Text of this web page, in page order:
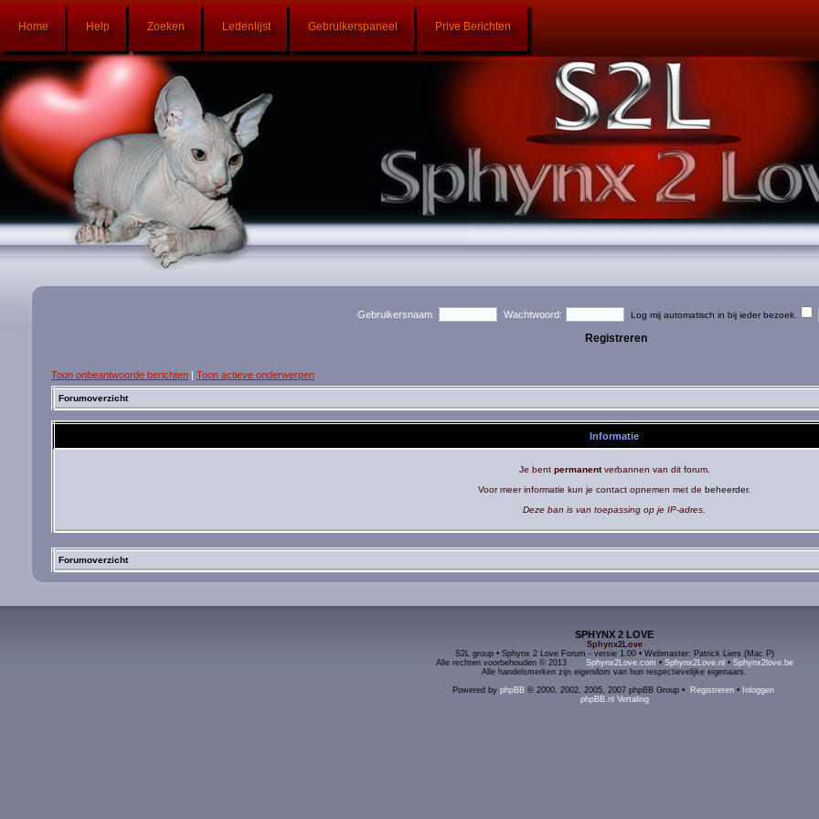
Home Help Zoeken Ledenlijst Gebruikerspaneel Prive Berichten
Gebruikersnaam: Wachtwoord: Log mij automatisch in bij ieder bezoek.
Registreren
Toon onbeantwoorde berichten | Toon actieve onderwerpen
Forumoverzicht
Informatie
Je bent permanentverbannen van dit forum.
Voor meer informatie kun je contact opnemen met de beheerder.
Deze ban is van toepassing op je IP-adres.
Forumoverzicht
SPHYNX 2 LOVE
Sphynx2Love
S2L group • Sphynx 2 Love Forum - versie 1.00 • Webmaster: Patrick Liers (Mac P)
Alle rechten voorbehouden © 2013 Sphynx2Love.com • Sphynx2Love.nl • Sphynx2love.be
Alle handelsmerken zijn eigendom van hun respectievelijke eigenaars.
Powered by phpBB© 2000, 2002, 2005, 2007 phpBB Group • Registreren• Inloggen
phpBB.nl Vertaling